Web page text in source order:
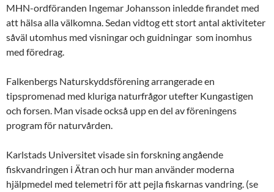
MHN-ordföranden Ingemar Johansson inledde firandet med
att hälsa alla välkomna. Sedan vidtog ett stort antal aktiviteter
såväl utomhus med visningar och guidningar som inomhus
med föredrag.
Falkenbergs Naturskyddsförening arrangerade en
tipspromenad med kluriga naturfrågor utefter Kungastigen
och forsen. Man visade också upp en del av föreningens
program för naturvården.
Karlstads Universitet visade sin forskning angående
fiskvandringen i Ätran och hur man använder moderna
hjälpmedel med telemetri för att pejla fiskarnas vandring. (se